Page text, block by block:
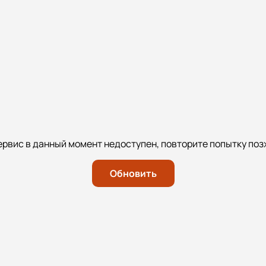
в данный момент недоступен, повторите попытку
Обновить